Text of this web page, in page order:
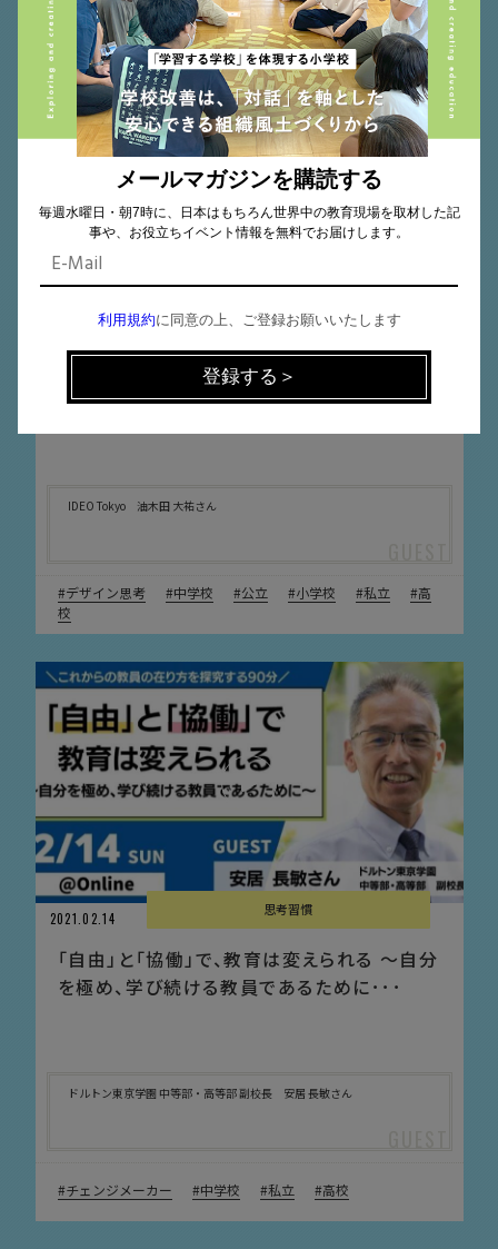
SDGs チェンジメーカー 探究
2021.09.18
思考習慣
先生のためのゼロから学ぶデザイン思考（学
校関係者向け）
IDEO Tokyo 油木田 大祐さん
デザイン思考 中学校 公立 小学校 私立
高
校
2021.02.14
思考習慣
「自由」と「協働」で、教育は変えられる 〜自分
を極め、学び続ける教員であるために･･･
ドルトン東京学園 中等部・高等部 副校長 安居 長敏さん
チェンジメーカー 中学校 私立 高校
メールマガジンを購読する
毎週水曜日・朝7時に、日本はもちろん世界中の教育現場を取材した記
事や、お役立ちイベント情報を無料でお届けします。
利用規約に同意の上、ご登録お願いいたします